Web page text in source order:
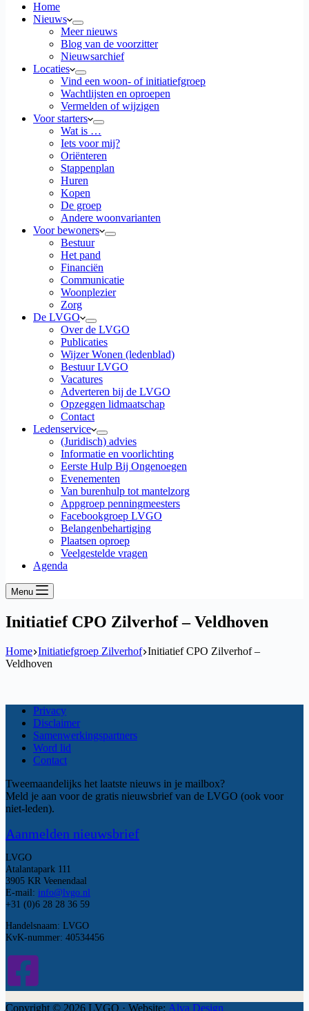
Home
Nieuws
Meer nieuws
Blog van de voorzitter
Nieuwsarchief
Locaties
Vind een woon- of initiatiefgroep
Wachtlijsten en oproepen
Vermelden of wijzigen
Voor starters
Wat is …
Iets voor mij?
Oriënteren
Stappenplan
Huren
Kopen
De groep
Andere woonvarianten
Voor bewoners
Bestuur
Het pand
Financiën
Communicatie
Woonplezier
Zorg
De LVGO
Over de LVGO
Publicaties
Wijzer Wonen (ledenblad)
Bestuur LVGO
Vacatures
Adverteren bij de LVGO
Opzeggen lidmaatschap
Contact
Ledenservice
(Juridisch) advies
Informatie en voorlichting
Eerste Hulp Bij Ongenoegen
Evenementen
Van burenhulp tot mantelzorg
Appgroep penningmeesters
Facebookgroep LVGO
Belangenbehartiging
Plaatsen oproep
Veelgestelde vragen
Agenda
Menu
Initiatief CPO Zilverhof – Veldhoven
Home Initiatiefgroep Zilverhof Initiatief CPO Zilverhof –
Veldhoven
Privacy
Disclaimer
Samenwerkingspartners
Word lid
Contact
Tweemaandelijks het laatste nieuws in je mailbox?
Meld je aan voor de gratis nieuwsbrief van de LVGO (ook voor
niet-leden).
Aanmelden nieuwsbrief
LVGO
Atalantapark 111
3905 KR Veenendaal
E-mail: info@lvgo.nl
+31 (0)6 28 28 36 59
Handelsnaam: LVGO
KvK-nummer: 40534456
Copyright © 2026 LVGO · Website: Alva Design